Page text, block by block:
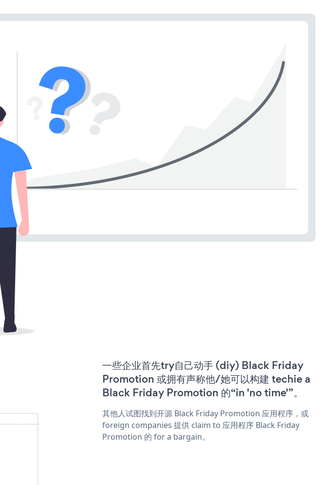
一些企业首先try自己动手 (diy) Black Friday
Promotion 或拥有声称他/她可以构建 techie a
Black Friday Promotion 的“in 'no time'”。
其他人试图找到开源 Black Friday Promotion 应用程序，或
foreign companies 提供 claim to 应用程序 Black Friday
Promotion 的 for a bargain。